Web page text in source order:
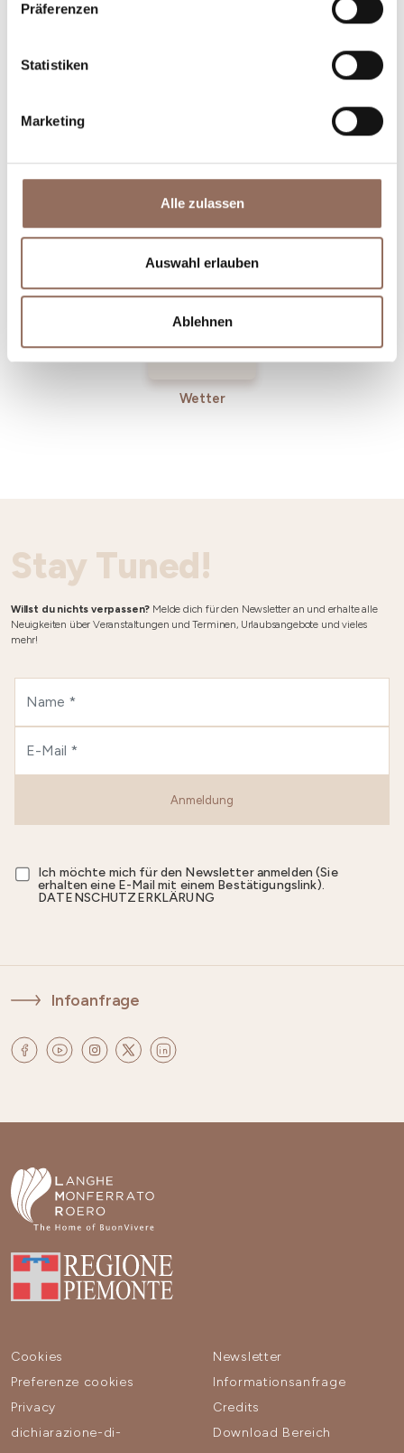
Präferenzen
Statistiken
Marketing
Alle zulassen
Auswahl erlauben
Ablehnen
Betriebe
Wetter
Stay Tuned!
Willst du nichts verpassen? Melde dich für den Newsletter an und erhalte alle
Neuigkeiten über Veranstaltungen und Terminen, Urlaubsangebote und vieles
mehr!
Anmeldung
Ich möchte mich für den Newsletter anmelden (Sie
erhalten eine E-Mail mit einem Bestätigungslink).
DATENSCHUTZERKLÄRUNG
Infoanfrage
Cookies
Preferenze cookies
Privacy
dichiarazione-di-
Newsletter
Informationsanfrage
Credits
Download Bereich